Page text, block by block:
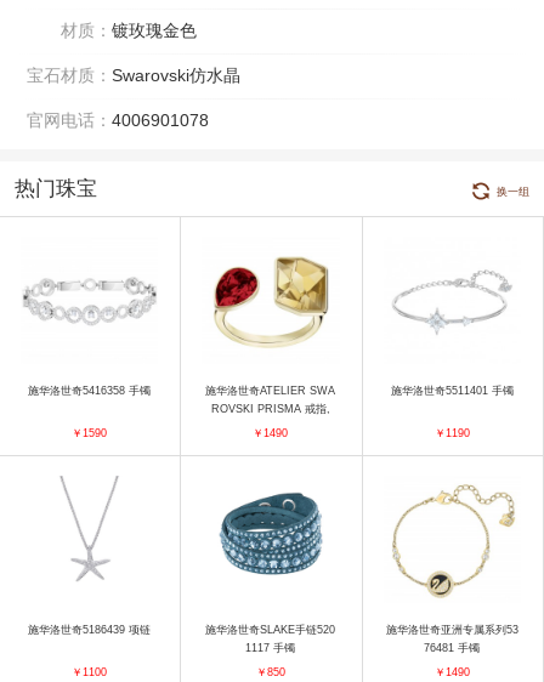
材质： 镀玫瑰金色
宝石材质： Swarovski仿水晶
官网电话： 4006901078
热门珠宝 换一组
施华洛世奇5416358 手镯
￥1590
施华洛世奇ATELIER SWA
ROVSKI PRISMA 戒指,
彩色设计, 镀金色 戒指
￥1490
施华洛世奇5511401 手镯
￥1190
施华洛世奇5186439 项链
￥1100
施华洛世奇SLAKE手链520
1117 手镯
￥850
施华洛世奇亚洲专属系列53
76481 手镯
￥1490